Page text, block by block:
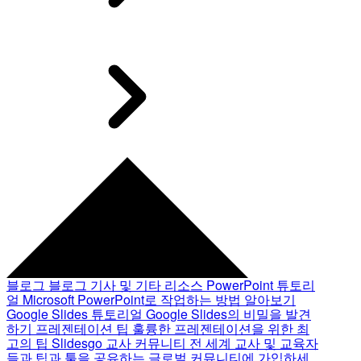
블로그 블로그 기사 및 기타 리소스 PowerPoint 튜토리
얼 Microsoft PowerPoint로 작업하는 방법 알아보기
Google Slides 튜토리얼 Google Slides의 비밀을 발견
하기 프레젠테이션 팁 훌륭한 프레젠테이션을 위한 최
고의 팁 Slidesgo 교사 커뮤니티 전 세계 교사 및 교육자